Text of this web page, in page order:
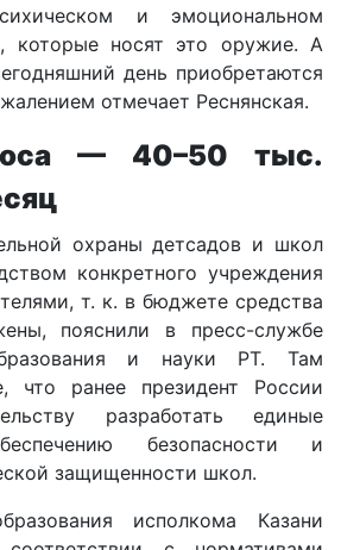
и эмоциональном
которые носят это оружие. А
день приобретаются
отмечает Реснянская.
— 40–50 тыс.
охраны детсадов и школ
конкретного учреждения
т. к. в бюджете средства
пояснили в пресс-службе
и науки РТ. Там
что ранее президент России
разработать единые
безопасности и
защищенности школ.
исполкома Казани